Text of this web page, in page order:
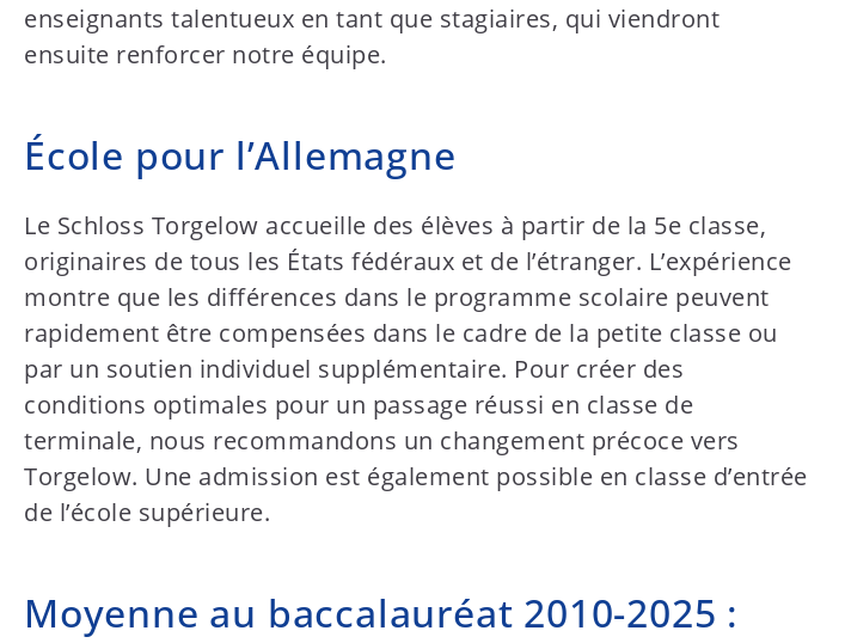
enseignants talentueux en tant que stagiaires, qui viendront
ensuite renforcer notre équipe.
École pour l’Allemagne
Le Schloss Torgelow accueille des élèves à partir de la 5e classe,
originaires de tous les États fédéraux et de l’étranger. L’expérience
montre que les différences dans le programme scolaire peuvent
rapidement être compensées dans le cadre de la petite classe ou
par un soutien individuel supplémentaire. Pour créer des
conditions optimales pour un passage réussi en classe de
terminale, nous recommandons un changement précoce vers
Torgelow. Une admission est également possible en classe d’entrée
de l’école supérieure.
Moyenne au baccalauréat 2010-2025 :